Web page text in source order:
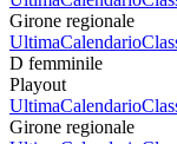
Girone regionale
UltimaCalendario
D femminile
Playout
UltimaCalendario
Girone regionale